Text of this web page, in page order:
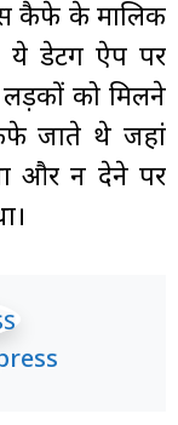
कैफे के मालिक
डेटिंग ऐप पर
लड़कों को मिलने
जाते थे जहां
और न देने पर